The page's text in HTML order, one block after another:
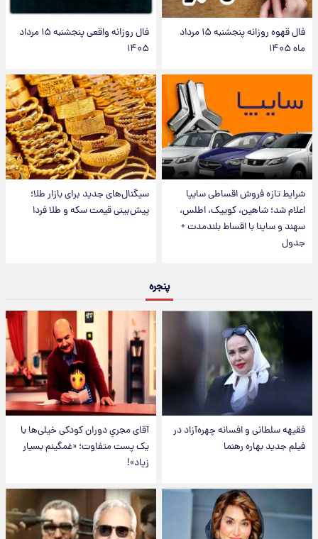
فال قهوه روزانه پنجشنبه ۱۵ مرداد
ماه ۱۴۰۵
فال روزانه واقعی پنجشنبه ۱۵ مرداد
۱۴۰۵
شرایط تازه فروش اقساطی سایپا
اعلام شد؛ شاهین، کوییک، اطلس،
سهند و ساینا با اقساط بلندمدت +
جدول
سیگنال‌های جدید برای بازار طلا؛
پیش‌بینی قیمت سکه و طلا فردا
پنجره
فقیهه سلطانی و افسانه چهره‌آزاد در
فیلم جدید بهاره رهنما
آقای مجریِ دوران کودکی خیلی‌ها با
یک پست متفاوت؛ «غمگینم بسیار
زیاد»!